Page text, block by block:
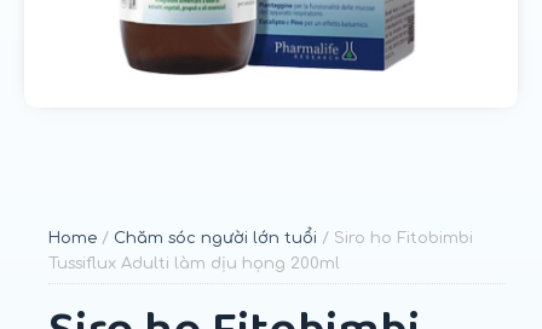
Home / Chăm sóc người lớn tuổi / Siro ho Fitobimbi
Tussiflux Adulti làm dịu họng 200ml